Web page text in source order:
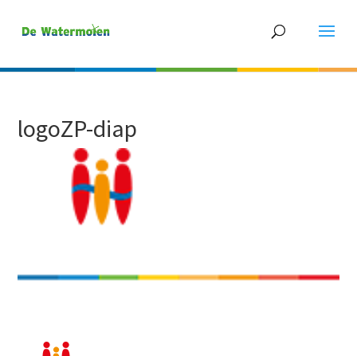
logoZP-diap